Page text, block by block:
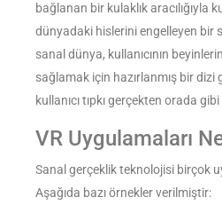
bağlanan bir kulaklık aracılığıyla
dünyadaki hislerini engelleyen bir
sanal dünya, kullanıcının
sağlamak için hazırlanmış bir
kullanıcı tıpkı gerçekten orada
VR Uygulamaları
Sanal gerçeklik teknolojisi birçok
Aşağıda bazı örnekler verilmiştir: